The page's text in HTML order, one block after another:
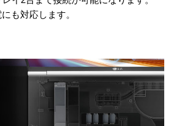
も対応します。